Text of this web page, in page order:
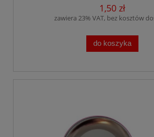
1,50 zł
zawiera 23% VAT, bez kosztów
do koszyka